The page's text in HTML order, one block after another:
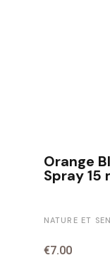
Orange
Spray 15
NATURE ET
€7.00